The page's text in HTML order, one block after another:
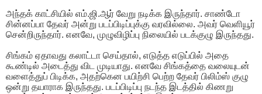
அந்தக் காட்சியில் எம்.ஜி.ஆர் வேறு நடிக்க இருந்தார். சாண்டோ
சின்னப்பா தேவர் அன்று படப்பிடிப்புக்கு வரவில்லை. அவர் வெளியூர்
சென்றிருந்தார். எனவே, முழுவிழிப்பு நிலையில் படக்குழு இருந்தது.
சிங்கம் ஏதாவது கலாட்டா செய்தால், எடுத்த எடுப்பில் அதை
கூண்டில் அடைத்து விட முடியாது. எனவே சிங்கத்தை வலையுடன்
வளைத்துப் பிடிக்க, அதற்கென பயிற்சி பெற்ற தேவர் பிலிம்ஸ் குழு
ஒன்று தயாராக இருந்தது. படப்பிடிப்பு நடந்த இடத்தில் கிணறு